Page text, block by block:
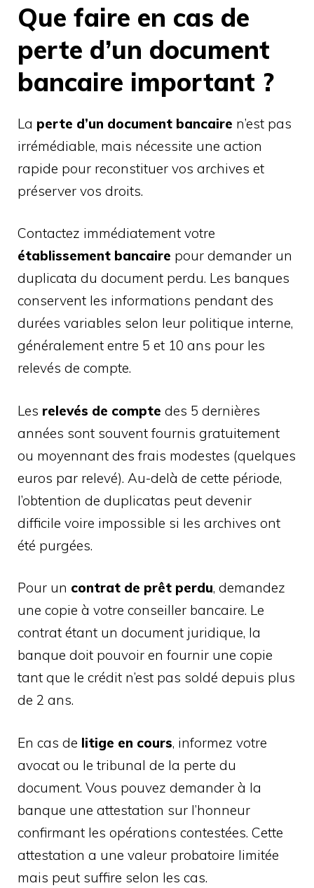
Que faire en cas de
perte d’un document
bancaire important ?
La perte d’un document bancaire n’est pas
irrémédiable, mais nécessite une action
rapide pour reconstituer vos archives et
préserver vos droits.
Contactez immédiatement votre
établissement bancaire pour demander un
duplicata du document perdu. Les banques
conservent les informations pendant des
durées variables selon leur politique interne,
généralement entre 5 et 10 ans pour les
relevés de compte.
Les relevés de compte des 5 dernières
années sont souvent fournis gratuitement
ou moyennant des frais modestes (quelques
euros par relevé). Au-delà de cette période,
l’obtention de duplicatas peut devenir
difficile voire impossible si les archives ont
été purgées.
Pour un contrat de prêt perdu, demandez
une copie à votre conseiller bancaire. Le
contrat étant un document juridique, la
banque doit pouvoir en fournir une copie
tant que le crédit n’est pas soldé depuis plus
de 2 ans.
En cas de litige en cours, informez votre
avocat ou le tribunal de la perte du
document. Vous pouvez demander à la
banque une attestation sur l’honneur
confirmant les opérations contestées. Cette
attestation a une valeur probatoire limitée
mais peut suffire selon les cas.